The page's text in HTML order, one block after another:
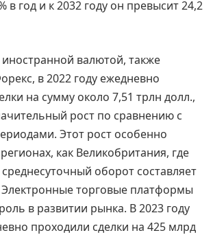
в год и к 2032 году он превысит 24,2
валютой, также
в 2022 году ежедневно
на сумму около 7,51 трлн долл.,
рост по сравнению с
Этот рост особенно
как Великобритания, где
оборот составляет
Электронные торговые платформы
в развитии рынка. В 2023 году
проходили сделки на 425 млрд